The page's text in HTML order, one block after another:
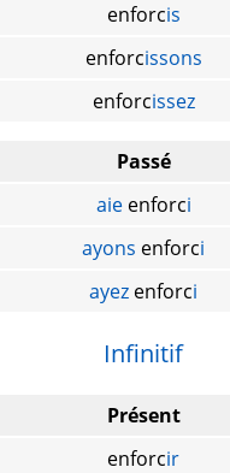
enforcis
enforcissons
enforcissez
Passé
aieenforci
ayons enforci
ayez enforci
Infinitif
Présent
enforcir